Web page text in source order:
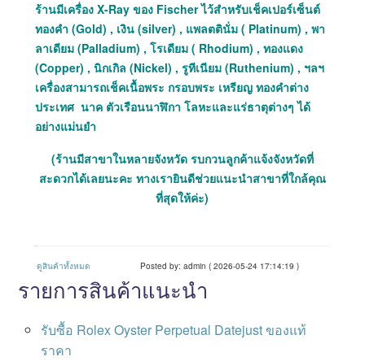
ร้านมีเครื่อง X-Ray ของ Fischer ไว้สำหรับเช็คเปอร์เซ็นต์
ทองคำ (Gold) , เงิน (silver) , แพลตตินั่ม ( Platinum) , พา
ลาเดียม (Palladium) , โรเดียม ( Rhodium) , ทองแดง
(Copper) , นิกเกิล (Nickel) , รูทีเนียม (Ruthenium) , ฯลฯ
เครื่องสามารถเช็คเนื้อพระ กรอบพระ เหรียญ ทองคำต่าง
ประเทศ นาค ตัวเรือนนาฬิกา โลหะและแร่ธาตุต่างๆ ได้
อย่างแม่นยำ
(ร้านมีสาขาในหลายจังหวัด รบกวนลูกค้าแจ้งจังหวัดที่
สะดวกได้เลยนะคะ ทางเรายินดีช่วยแนะนำสาขาที่ใกล้คุณ
ที่สุดให้ค่ะ)
ดูสินค้าทั้งหมด Posted by: admin ( 2026-05-24 17:14:19 )
รายการสินค้าแนะนำ
รับซื้อ Rolex Oyster Perpetual Datejust ของแท้
ราคา